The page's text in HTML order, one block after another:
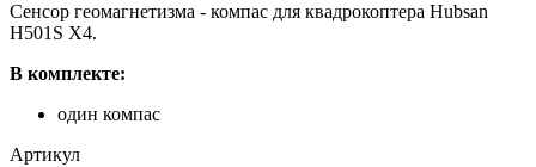
Сенсор геомагнетизма - компас для квадрокоптера Hubsan
H501S X4.
В комплекте:
один компас
Артикул